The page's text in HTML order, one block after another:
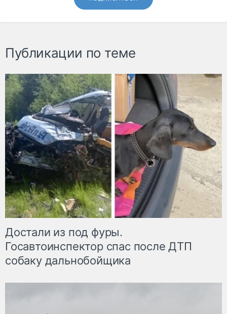
Публикации по теме
Достали из под фуры.
Госавтоинспектор спас после ДТП
собаку дальнобойщика